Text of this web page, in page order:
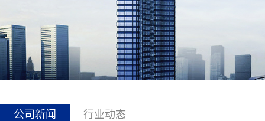
公司新闻 行业动态